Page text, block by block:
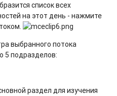
список всех
на этот день - нажмите
выбранного потока
5 подразделов:
раздел для изучения